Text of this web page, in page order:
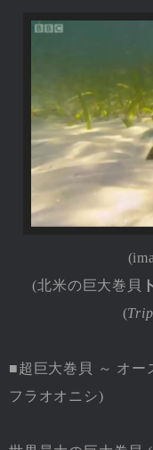
(北米の巨大巻貝
(
■超巨大巻貝 ～ オー
フラオオニシ)